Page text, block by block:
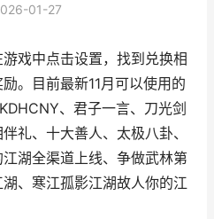
01-27
戏中点击设置，找到兑换相
。目前最新11月可以使用的
、君子一言、刀光剑
礼、十大善人、太极八卦、
湖全渠道上线、争做武林第
、寒江孤影江湖故人你的江